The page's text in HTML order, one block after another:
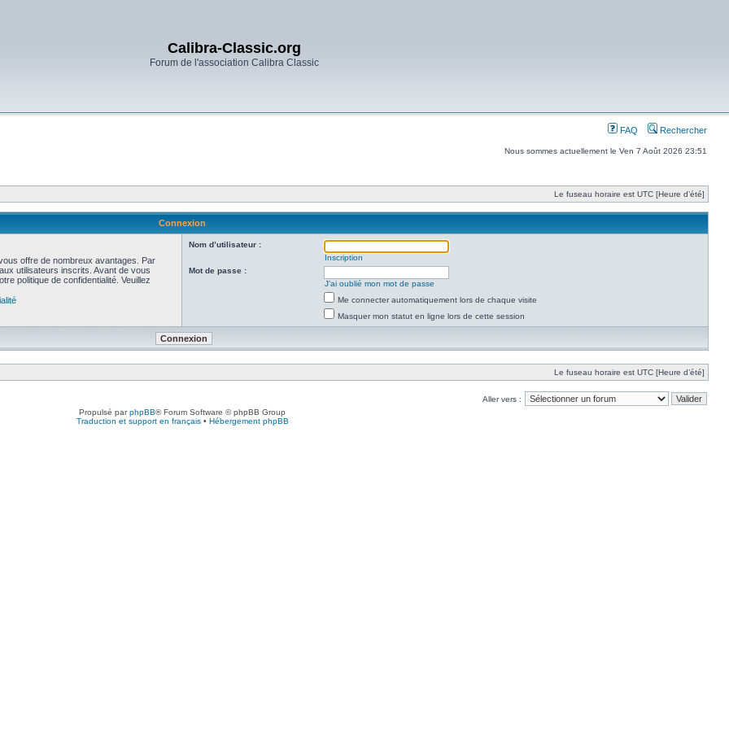
Calibra-Classic.org
Forum de l'association Calibra Classic
FAQ Rechercher
Nous sommes actuellement le Ven 7 Août 2026 23:51
Le fuseau horaire est UTC [Heure d’été]
Connexion
offre de nombreux avantages. Par
utilisateurs inscrits. Avant de vous
politique de confidentialité. Veuillez
Nom d’utilisateur :
Inscription
Mot de passe :
J’ai oublié mon mot de passe
Me connecter automatiquement lors de chaque visite
Masquer mon statut en ligne lors de cette session
Le fuseau horaire est UTC [Heure d’été]
Aller vers :
Propulsé parphpBB® Forum Software © phpBB Group
Traduction et support en français• Hébergement phpBB